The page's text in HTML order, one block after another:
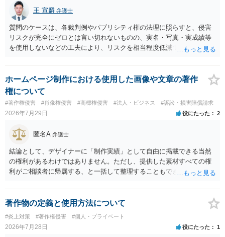
王 宣麟 弁護士
質問のケースは、各裁判例やパブリシティ権の法理に照らすと、侵害
リスクが完全にゼロとは言い切れないものの、実名・写真・実成績等
を使用しないなどの工夫により、リスクを相当程度低減できる設計に
推測できる」という点は、裁判で争われた場合に「専ら顧客吸引力の
利用を目的とする」と判断される余地を残すため、一定の注意が必要
です。 また、広告収益の有無は、侵害判断に一定の影響を与える可能
性がありますが、決定的要因ではありません。 パブリシティ権侵害の
成否は、主に「専ら顧客吸引力の利用を目的とするか」という点で判
断されます。広告収益があることは「商業的目的」を強く示す要素で
すが、それだけで直ちに侵害となるわけではありません。完全無償・
非営利であれば「表現の自由」「創作物」としての側面が強く評価さ
れる可能性があります。一方、広告収益がある場合は「商業利用」と
しての色彩が強まり、リスクが高まる可能性があります。 公開前に変
更・確認しておく事項については、公開の場でアドバイスするにも限
界があるかと思うので、資料等を持参の上、弁護士に相談されること
も一つかと存じます。
ホームページ制作における使用した画像や文章の著作
権について
#著作権侵害 #肖像権侵害 #商標権侵害 #法人・ビジネス #訴訟・損害賠償請求
2026年7月29日 役にたった 2
匿名A 弁護士
結論として、デザイナーに「制作実績」として自由に掲載できる当然
の権利があるわけではありません。ただし、提供した素材すべての権
利がご相談者に帰属する、と一括して整理することもできません。 ご
身が著作権者です。 他方、ブランド名、文字主体のロゴ、商品情報、
短いキャッチコピー、販売コンセプトなどは、通常、著作物には当た
りません。ただし、ロゴに独自の図形やイラスト等が含まれる場合に
は、その表現部分が著作物となる可能性があります。 また、人物写真
の著作権は撮影者に、肖像に関する権利は被写体本人に帰属します
著作物の定義と使用方法について
#炎上対策 #著作権侵害 #個人・プライベート
2026年7月28日 役にたった 1